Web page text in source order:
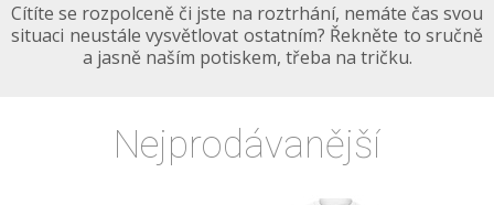
Cítíte se rozpolceně či jste na roztrhání, nemáte čas svou
situaci neustále vysvětlovat ostatním? Řekněte to sručně
a jasně naším potiskem, třeba na tričku.
Nejprodávanější